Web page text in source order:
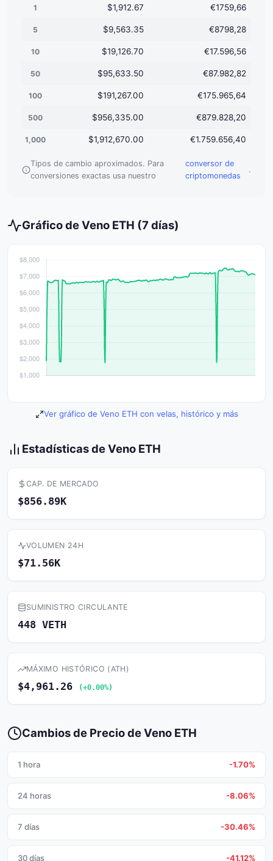
1 $1,912.67 €1759,66
5 $9,563.35 €8798,28
10 $19,126.70 €17.596,56
50 $95,633.50 €87.982,82
100 $191,267.00 €175.965,64
500 $956,335.00 €879.828,20
1,000 $1,912,670.00 €1.759.656,40
Tipos de cambio aproximados. Para
conversiones exactas usa nuestro
conversor de
criptomonedas
.
Gráfico de Veno ETH (7 días)
Ver gráfico de Veno ETH con velas, histórico y más
Estadísticas de Veno ETH
CAP. DE MERCADO
$856.89K
VOLUMEN 24H
$71.56K
SUMINISTRO CIRCULANTE
448 VETH
MÁXIMO HISTÓRICO (ATH)
$4,961.26 (+0.00%)
Cambios de Precio de Veno ETH
1 hora -1.70%
24 horas -8.06%
7 días -30.46%
30 días -41.12%